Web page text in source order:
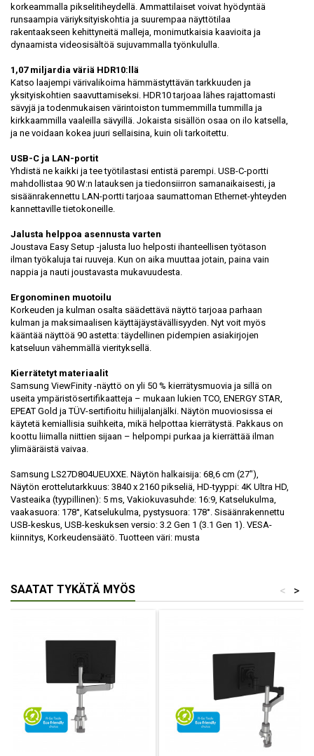
korkeammalla pikselitiheydellä. Ammattilaiset voivat hyödyntää
runsaampia väriyksityiskohtia ja suurempaa näyttötilaa
rakentaakseen kehittyneitä malleja, monimutkaisia kaavioita ja
dynaamista videosisältöä sujuvammalla työnkululla.
1,07 miljardia väriä HDR10:llä
Katso laajempi värivalikoima hämmästyttävän tarkkuuden ja
yksityiskohtien saavuttamiseksi. HDR10 tarjoaa lähes rajattomasti
sävyjä ja todenmukaisen värintoiston tummemmilla tummilla ja
kirkkaammilla vaaleilla sävyillä. Jokaista sisällön osaa on ilo katsella,
ja ne voidaan kokea juuri sellaisina, kuin oli tarkoitettu.
USB-C ja LAN-portit
Yhdistä ne kaikki ja tee työtilastasi entistä parempi. USB-C-portti
mahdollistaa 90 W:n latauksen ja tiedonsiirron samanaikaisesti, ja
sisäänrakennettu LAN-portti tarjoaa saumattoman Ethernet-yhteyden
kannettaville tietokoneille.
Jalusta helppoa asennusta varten
Joustava Easy Setup -jalusta luo helposti ihanteellisen työtason
ilman työkaluja tai ruuveja. Kun on aika muuttaa jotain, paina vain
nappia ja nauti joustavasta mukavuudesta.
Ergonominen muotoilu
Korkeuden ja kulman osalta säädettävä näyttö tarjoaa parhaan
kulman ja maksimaalisen käyttäjäystävällisyyden. Nyt voit myös
kääntää näyttöä 90 astetta: täydellinen pidempien asiakirjojen
katseluun vähemmällä vierityksellä.
Kierrätetyt materiaalit
Samsung ViewFinity -näyttö on yli 50 % kierrätysmuovia ja sillä on
useita ympäristösertifikaatteja – mukaan lukien TCO, ENERGY STAR,
EPEAT Gold ja TÜV-sertifioitu hiilijalanjälki. Näytön muoviosissa ei
käytetä kemiallisia suihkeita, mikä helpottaa kierrätystä. Pakkaus on
koottu liimalla niittien sijaan – helpompi purkaa ja kierrättää ilman
ylimääräistä vaivaa.​
Samsung LS27D804UEUXXE. Näytön halkaisija: 68,6 cm (27"),
Näytön erottelutarkkuus: 3840 x 2160 pikseliä, HD-tyyppi: 4K Ultra HD,
Vasteaika (tyypillinen): 5 ms, Vakiokuvasuhde: 16:9, Katselukulma,
vaakasuora: 178°, Katselukulma, pystysuora: 178°. Sisäänrakennettu
USB-keskus, USB-keskuksen versio: 3.2 Gen 1 (3.1 Gen 1). VESA-
kiinnitys, Korkeudensäätö. Tuotteen väri: musta
SAATAT TYKÄTÄ MYÖS >
<